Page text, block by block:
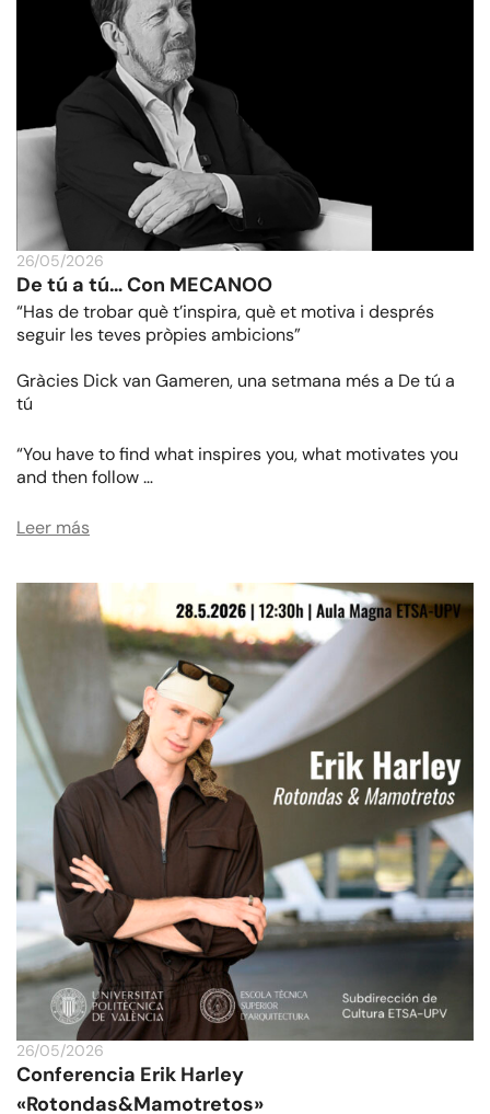
26/05/2026
De tú a tú… Con MECANOO
“Has de trobar què t’inspira, què et motiva i després
seguir les teves pròpies ambicions”
Gràcies Dick van Gameren, una setmana més a De tú a
tú
“You have to find what inspires you, what motivates you
and then follow …
Leer más
26/05/2026
Conferencia Erik Harley
«Rotondas&Mamotretos»